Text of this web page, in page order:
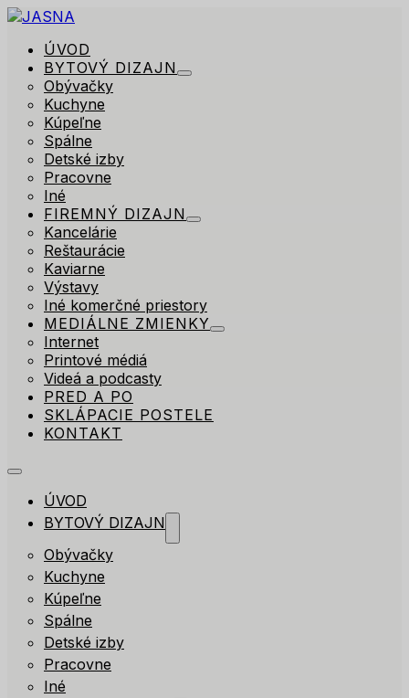
ÚVOD
BYTOVÝ DIZAJN
Obývačky
Kuchyne
Kúpeľne
Spálne
Detské izby
Pracovne
Iné
FIREMNÝ DIZAJN
Kancelárie
Reštaurácie
Kaviarne
Výstavy
Iné komerčné priestory
MEDIÁLNE ZMIENKY
Internet
Printové médiá
Videá a podcasty
PRED A PO
SKLÁPACIE POSTELE
KONTAKT
ÚVOD
BYTOVÝ DIZAJN
Obývačky
Kuchyne
Kúpeľne
Spálne
Detské izby
Pracovne
Iné